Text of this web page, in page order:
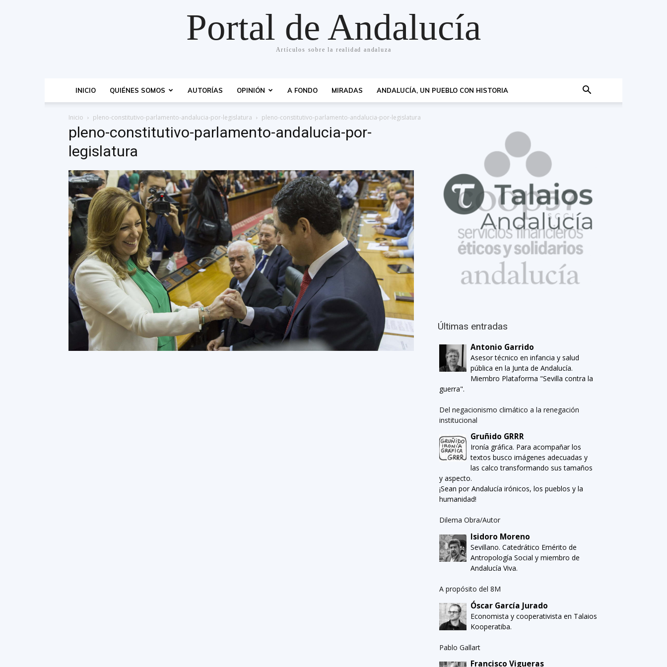
Portal de Andalucía
Artículos sobre la realidad andaluza
INICIO QUIÉNES SOMOS AUTORÍAS OPINIÓN A FONDO MIRADAS ANDALUCÍA, UN PUEBLO CON HISTORIA
Inicio pleno-constitutivo-parlamento-andalucia-por-legislatura pleno-constitutivo-parlamento-andalucia-por-legislatura
pleno-constitutivo-parlamento-andalucia-por-
legislatura
Últimas entradas
Antonio Garrido
Asesor técnico en infancia y salud
pública en la Junta de Andalucía.
Miembro Plataforma "Sevilla contra la
guerra".
Del negacionismo climático a la renegación
institucional
Gruñido GRRR
Ironía gráfica. Para acompañar los
textos busco imágenes adecuadas y
las calco transformando sus tamaños
y aspecto.
¡Sean por Andalucía irónicos, los pueblos y la
humanidad!
Dilema Obra/Autor
Isidoro Moreno
Sevillano. Catedrático Emérito de
Antropología Social y miembro de
Andalucía Viva.
A propósito del 8M
Óscar García Jurado
Economista y cooperativista en Talaios
Kooperatiba.
Pablo Gallart
Francisco Vigueras